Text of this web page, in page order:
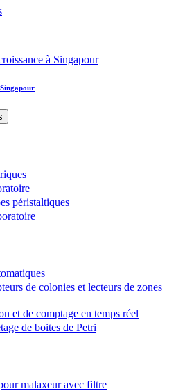
Singapour
péristaltiques
de colonies et lecteurs de zones
et de comptage en temps réel
de boites de Petri
malaxeur avec filtre